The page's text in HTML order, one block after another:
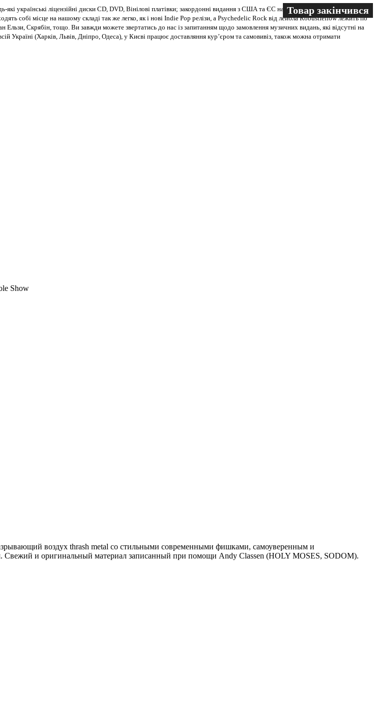
українські ліцензійні диски CD, DVD, Вінілові платівки; закордонні видання з США та ЄС на всіх носіях. В магазині
собі місце на нашому складі так же легко, як і нові Indie Pop релізи, а Psychedelic Rock від лейбла Robustfellow лежить по
Скрябін, тощо. Ви завжди можете звертатись до нас із запитанням щодо замовлення музичних видань, які відсутні на
Україні (Харків, Львів, Дніпро, Одеса), у Києві працює доставляння кур’єром та самовивіз, також можна отримати
Show
воздух thrash metal со стильными cовременными фишками, самоуверенным и
Cвежий и оригинальный материал записанный при помощи Andy Classen (HOLY MOSES, SODOM).
Товар закінчився
Товар закінчився